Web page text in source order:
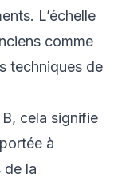
L’échelle
comme
techniques de
cela signifie
à
de la